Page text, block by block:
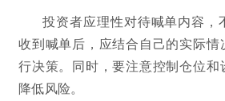
投资者应理性对待喊单内容，
收到喊单后，应结合自己的实际
行决策。同时，要注意控制仓位和
降低风险。